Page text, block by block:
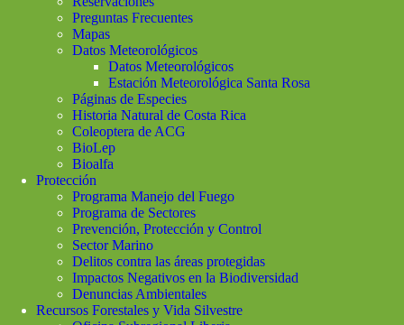
Preguntas Frecuentes
Mapas
Datos Meteorológicos
Datos Meteorológicos
Estación Meteorológica Santa Rosa
Páginas de Especies
Historia Natural de Costa Rica
Coleoptera de ACG
BioLep
Bioalfa
Protección
Programa Manejo del Fuego
Programa de Sectores
Prevención, Protección y Control
Sector Marino
Delitos contra las áreas protegidas
Impactos Negativos en la Biodiversidad
Denuncias Ambientales
Recursos Forestales y Vida Silvestre